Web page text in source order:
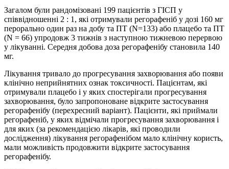
Загалом були рандомізовані 199 пацієнтів з ГІСП у
співвідношенні 2 : 1, які отримували регорафеніб у дозі 160 мг
перорально один раз на добу та ПТ (N=133) або плацебо та ПТ
(N = 66) упродовж 3 тижнів з наступною тижневою перервою
у лікуванні. Середня добова доза регорафенібу становила 140
мг.
Лікування тривало до прогресування захворювання або появи
клінічно неприйнятних ознак токсичності. Пацієнтам, які
отримували плацебо і у яких спостерігали прогресування
захворювання, було запропоноване відкрите застосування
регорафенібу (перехресний варіант). Пацієнти, які приймали
регорафеніб, у яких відмічали прогресування захворювання і
для яких (за рекомендацією лікарів, які проводили
дослідження) лікування регорафенібом мало клінічну користь,
мали можливість продовжити відкрите застосування
регорафенібу.